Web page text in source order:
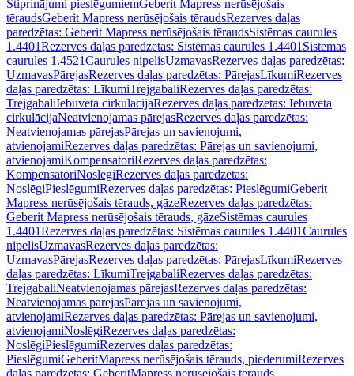
Stiprinājumi pieslēgumiemGeberit Mapress nerūsējošais
tēraudsGeberit Mapress nerūsējošais tēraudsRezerves daļas
paredzētas: Geberit Mapress nerūsējošais tēraudsSistēmas caurules
1.4401Rezerves daļas paredzētas: Sistēmas caurules 1.4401 Sistēmas
caurules 1.4521Caurules nipelisUzmavasRezerves daļas paredzētas:
UzmavasPārejasRezerves daļas paredzētas: PārejasLīkumiRezerves
daļas paredzētas: LīkumiTrejgabaliRezerves daļas paredzētas:
TrejgabaliIebūvēta cirkulācijaRezerves daļas paredzētas: Iebūvēta
cirkulācijaNeatvienojamas pārejasRezerves daļas paredzētas:
Neatvienojamas pārejasPārejas un savienojumi,
atvienojamiRezerves daļas paredzētas: Pārejas un savienojumi,
atvienojamiKompensatoriRezerves daļas paredzētas:
KompensatoriNoslēgiRezerves daļas paredzētas:
NoslēgiPieslēgumiRezerves daļas paredzētas: PieslēgumiGeberit
Mapress nerūsējošais tērauds, gāzeRezerves daļas paredzētas:
Geberit Mapress nerūsējošais tērauds, gāzeSistēmas caurules
1.4401Rezerves daļas paredzētas: Sistēmas caurules 1.4401Caurules
nipelisUzmavasRezerves daļas paredzētas:
UzmavasPārejasRezerves daļas paredzētas: PārejasLīkumiRezerves
daļas paredzētas: LīkumiTrejgabaliRezerves daļas paredzētas:
TrejgabaliNeatvienojamas pārejasRezerves daļas paredzētas:
Neatvienojamas pārejasPārejas un savienojumi,
atvienojamiRezerves daļas paredzētas: Pārejas un savienojumi,
atvienojamiNoslēgiRezerves daļas paredzētas:
NoslēgiPieslēgumiRezerves daļas paredzētas:
PieslēgumiGeberitMapress nerūsējošais tērauds, piederumiRezerves
daļas paredzētas: GeberitMapress nerūsējošais tērauds,